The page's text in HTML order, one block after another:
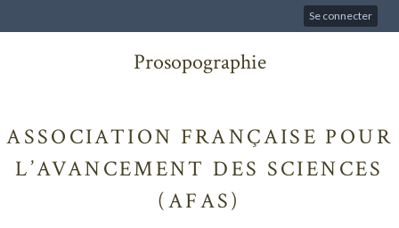
Se connecter
Prosopographie
ASSOCIATION FRANÇAISE POUR
L’AVANCEMENT DES SCIENCES
(AFAS)